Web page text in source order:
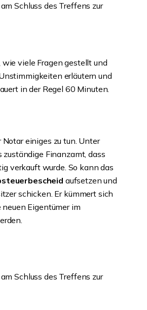
Schluss des Treffens zur
viele Fragen gestellt und
erläutern und
in der Regel 60 Minuten.
einiges zu tun. Unter
Finanzamt, dass
verkauft wurde. So kann das
aufsetzen und
schicken. Er kümmert sich
Eigentümer im
Schluss des Treffens zur
Erbbaurecht – So
profitieren Sie dauerhaft
von Ihrem Grundstück
weiter